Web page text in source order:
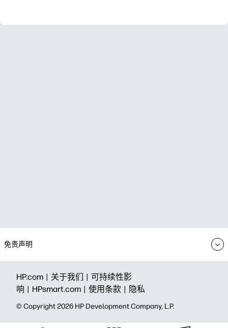
免责声明
HP.com | 关于我们 | 可持续性影
响 | HPsmart.com | 使用条款 | 隐私
© Copyright 2026 HP Development Company, L.P.